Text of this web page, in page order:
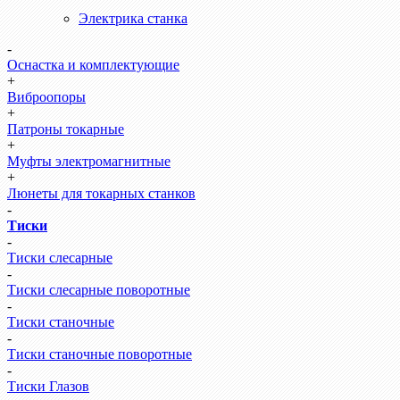
Электрика станка
-
Оснастка и комплектующие
+
Виброопоры
+
Патроны токарные
+
Муфты электромагнитные
+
Люнеты для токарных станков
-
Тиски
-
Тиски слесарные
-
Тиски слесарные поворотные
-
Тиски станочные
-
Тиски станочные поворотные
-
Тиски Глазов